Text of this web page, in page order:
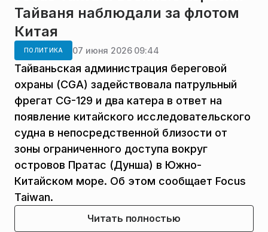
Тайваня наблюдали за флотом
Китая
ПОЛИТИКА 07 июня 2026 09:44
Тайваньская администрация береговой
охраны (CGA) задействовала патрульный
фрегат CG-129 и два катера в ответ на
появление китайского исследовательского
судна в непосредственной близости от
зоны ограниченного доступа вокруг
островов Пратас (Дунша) в Южно-
Китайском море. Об этом сообщает Focus
Taiwan.
Читать полностью